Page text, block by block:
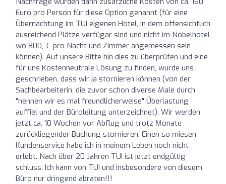
Euro pro Person für diese Option genannt (für eine
Übernachtung im TUI eigenen Hotel, in dem offensichtlich
ausreichend Plätze verfügar sind und nicht im Nobelhotel
wo 800,-€ pro Nacht und Zimmer angemessen sein
können). Auf unsere Bitte hin dies zu überprüfen und eine
für uns Kostenneutrale Lösung zu finden, wurde uns
geschrieben, dass wir ja stornieren können (von der
Sachbearbeiterin, die zuvor schon diverse Male durch
"nennen wir es mal freundlicherweise" Überlastung
auffiel und der Büroleitung unterzeichnet). Wir werden
jetzt ca. 10 Wochen vor Abflug und trotz Monate
zurückliegender Buchung stornieren. Einen so miesen
Kundenservice habe ich in meinem Leben noch nicht
erlebt. Nach über 20 Jahren TUI ist jetzt endgültig
schluss. Ich kann von TUI und insbesondere von diesem
Büro nur dringend abraten!!!